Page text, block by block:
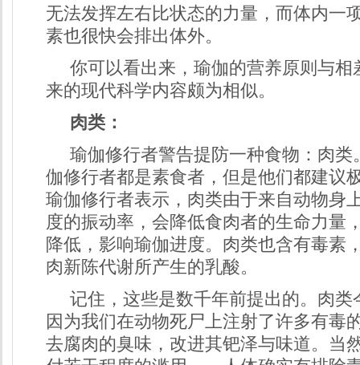
无法发挥左右比状态的力量，而体内一
素也很快会排出体外。
你可以看出来，瑜伽的营养原则与相
来的现代科学内容颇为相似。
肉类：
瑜伽修行者警告提防一种食物：肉类
伽修行者都是素食者，但是他们都建议
瑜伽修行者表示，肉类由于来自动物身
度的振动率，会降低食肉者的生命力量
降低，影响瑜伽进度。肉类也含有毒素
肉新陈代谢所产生的乳酸。
记住，这些是数千年前提出的。肉类
因为我们在动物死尸上注射了许多有毒
去腐肉的臭味，改进其钯泽与味道。当